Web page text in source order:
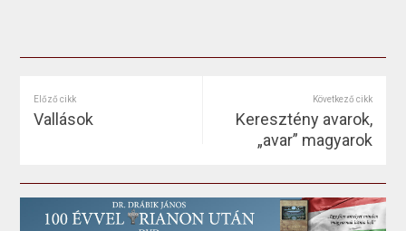
Előző cikk
Vallások
Következő cikk
Keresztény avarok,
„avar” magyarok